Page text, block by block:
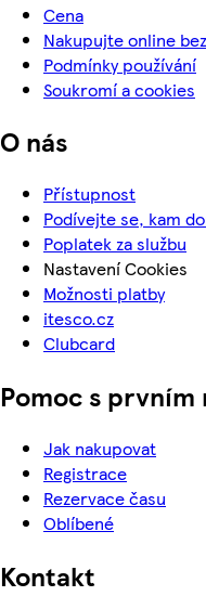
Cena
Nakupujte online
Podmínky používání
Soukromí a cookies
O nás
Přístupnost
Podívejte se, kam
Poplatek za službu
Nastavení Cookies
Možnosti platby
itesco.cz
Clubcard
Pomoc s prvním
Jak nakupovat
Registrace
Rezervace času
Oblíbené
Kontakt